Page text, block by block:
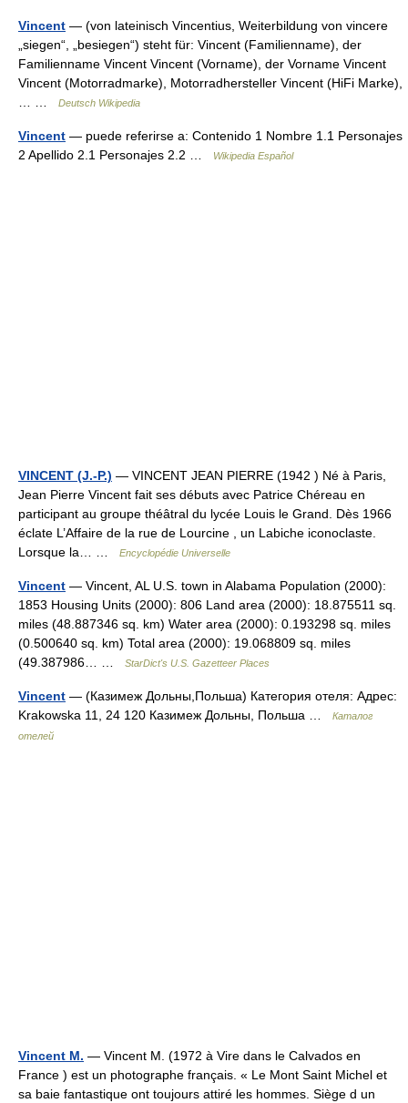
Vincent — (von lateinisch Vincentius, Weiterbildung von vincere
„siegen“, „besiegen“) steht für: Vincent (Familienname), der
Familienname Vincent Vincent (Vorname), der Vorname Vincent
Vincent (Motorradmarke), Motorradhersteller Vincent (HiFi Marke),
Deutsch Wikipedia
Vincent — puede referirse a: Contenido 1 Nombre 1.1 Personajes
2 Apellido 2.1 Personajes 2.2 …
Wikipedia Español
VINCENT (J.-P.) — VINCENT JEAN PIERRE (1942 ) Né à Paris,
Jean Pierre Vincent fait ses débuts avec Patrice Chéreau en
participant au groupe théâtral du lycée Louis le Grand. Dès 1966
éclate L’Affaire de la rue de Lourcine , un Labiche iconoclaste.
Lorsque la… …
Encyclopédie Universelle
Vincent — Vincent, AL U.S. town in Alabama Population (2000):
1853 Housing Units (2000): 806 Land area (2000): 18.875511 sq.
miles (48.887346 sq. km) Water area (2000): 0.193298 sq. miles
(0.500640 sq. km) Total area (2000): 19.068809 sq. miles
(49.387986… …
StarDict's U.S. Gazetteer Places
Vincent — (Казимеж Дольны,Польша) Категория отеля: Адрес:
Krakowska 11, 24 120 Казимеж Дольны, Польша …
Каталог
отелей
Vincent M. — Vincent M. (1972 à Vire dans le Calvados en
France ) est un photographe français. « Le Mont Saint Michel et
sa baie fantastique ont toujours attiré les hommes. Siège d un